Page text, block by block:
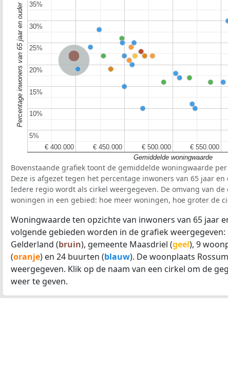
Nederland
Provincie Gelderland
€ 400.000
€ 400.000 € 450.000
€ 450.000 € 500.000
€ 500.000 € 550.000
€ 550.000
5%
5%
10%
10%
15%
15%
20%
20%
25%
25%
30%
30%
35%
35%
Gemiddelde woningwaarde
Percentage inwoners van 65 jaar en ouder
Bovenstaande grafiek toont de gemiddelde woningwaarde
Deze is afgezet tegen het percentage inwoners van 65 jaar
Iedere regio wordt als cirkel weergegeven. De omvang van
woningen in een gebied: hoe meer woningen, hoe groter de
Woningwaarde ten opzichte van inwoners van 65 jaar
volgende gebieden worden in de grafiek weergegeven:
Gelderland (bruin), gemeente Maasdriel (geel), 9
(oranje) en 24 buurten (blauw). De woonplaats
weergegeven. Klik op de naam van een cirkel om de
weer te geven.